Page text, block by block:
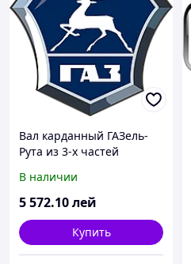
Вал карданный ГАЗель-
Рута из 3-х частей
В наличии
5 572.10лей
Купить